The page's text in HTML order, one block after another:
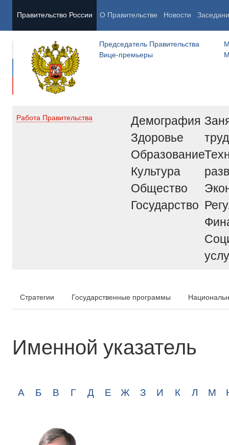
Правительство России О Правительстве Новости
Председатель Правительства
Вице-премьеры
Работа Правительства
Демография
Здоровье
Образование
Культура
Общество
Государство
труд
Стратегии Государственные программы
Именной указатель
А Б В Г Д Е Ж З И К Л М